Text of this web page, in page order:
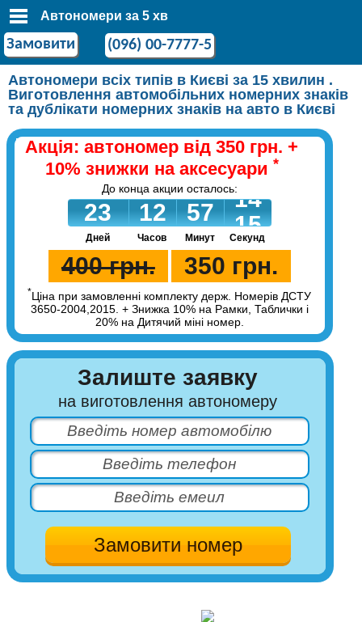
Автономери за 5 хв
Замовити (096) 00-7777-5
Автономери всіх типів в Києві за 15 хвилин .
Виготовлення автомобільних номерних знаків
та дублікати номерних знаків на авто в Києві
Акція: автономер від 350 грн. +
10% знижки на аксесуари *
До конца акции осталось:
23 12 57 14
Дней Часов Минут Секунд
400 грн. 350 грн.
*Ціна при замовленні комплекту держ. Номерів ДСТУ
3650-2004,2015. + Знижка 10% на Рамки, Таблички і
20% на Дитячий міні номер.
Залиште заявку
на виготовлення автономеру